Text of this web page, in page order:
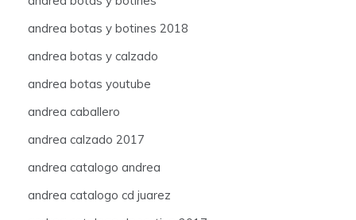
andrea botas y botines 2018
andrea botas y calzado
andrea botas youtube
andrea caballero
andrea calzado 2017
andrea catalogo andrea
andrea catalogo cd juarez